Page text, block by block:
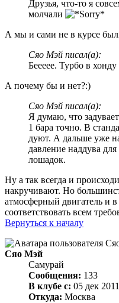
Друзья, что-то я
молчали
А мы и сами не в курсе
Сяо Мэй писал(а):
Беееее. Турбо в хонду
А почему бы и нет?:)
Сяо Мэй писал(а):
Я думаю, что
1 бара точно. В
дуют. А дальше уже
давление наддува
лошадок.
Ну а так всегда и
накручивают. Но
атмосферный двигатель и в
соответствовать всем
Вернуться к началу
Сяо Мэй
Самурай
Сообщения: 133
В клубе с: 05 дек 2011
Откуда: Москва